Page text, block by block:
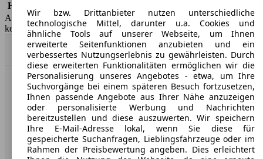
HSN/TSN
AutoScout24 GmbH übernimmt für die Richtigkeit der Angaben
keine Gewähr.
Nach Oben
AutoScout24: Europaweit der größte Online-Automarkt.
Unternehmen
Über AutoScout24
Wir bzw. Drittanbieter nutzen unterschiedliche
technologische Mittel, darunter u.a. Cookies und
ähnliche Tools auf unserer Webseite, um Ihnen
erweiterte Seitenfunktionen anzubieten und ein
verbessertes Nutzungserlebnis zu gewährleisten. Durch
diese erweiterten Funktionalitäten ermöglichen wir die
Personalisierung unseres Angebotes - etwa, um Ihre
Suchvorgänge bei einem späteren Besuch fortzusetzen,
Ihnen passende Angebote aus Ihrer Nähe anzuzeigen
oder personalisierte Werbung und Nachrichten
bereitzustellen und diese auszuwerten. Wir speichern
Ihre E-Mail-Adresse lokal, wenn Sie diese für
gespeicherte Suchanfragen, Lieblingsfahrzeuge oder im
Rahmen der Preisbewertung angeben. Dies erleichtert